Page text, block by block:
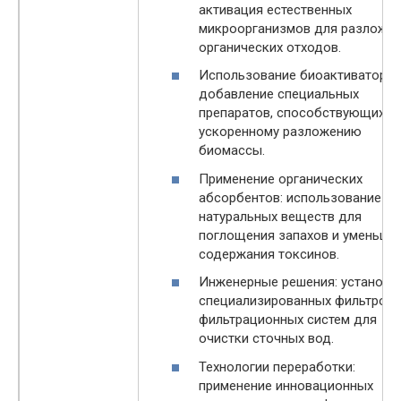
активация естественных
микроорганизмов для
органических отходов.
Использование
добавление специальных
препаратов, способствующих
ускоренному разложению
биомассы.
Применение органических
абсорбентов: использование
натуральных веществ для
поглощения запахов и
содержания токсинов.
Инженерные решения:
специализированных фильтров
фильтрационных систем для
очистки сточных вод.
Технологии переработки:
применение инновационных